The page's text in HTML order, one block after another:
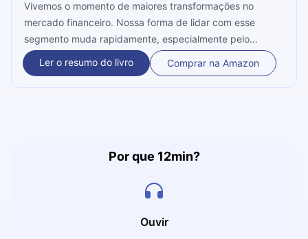
Vivemos o momento de maiores transformações no
mercado financeiro. Nossa forma de lidar com esse
segmento muda rapidamente, especialmente pelo
trabalho de startups que inseriram tecnologias
revolucionárias no setor. Chegou a hora de entender um
Ler o resumo do livro Comprar na Amazon
Por que 12min?
Ouvir